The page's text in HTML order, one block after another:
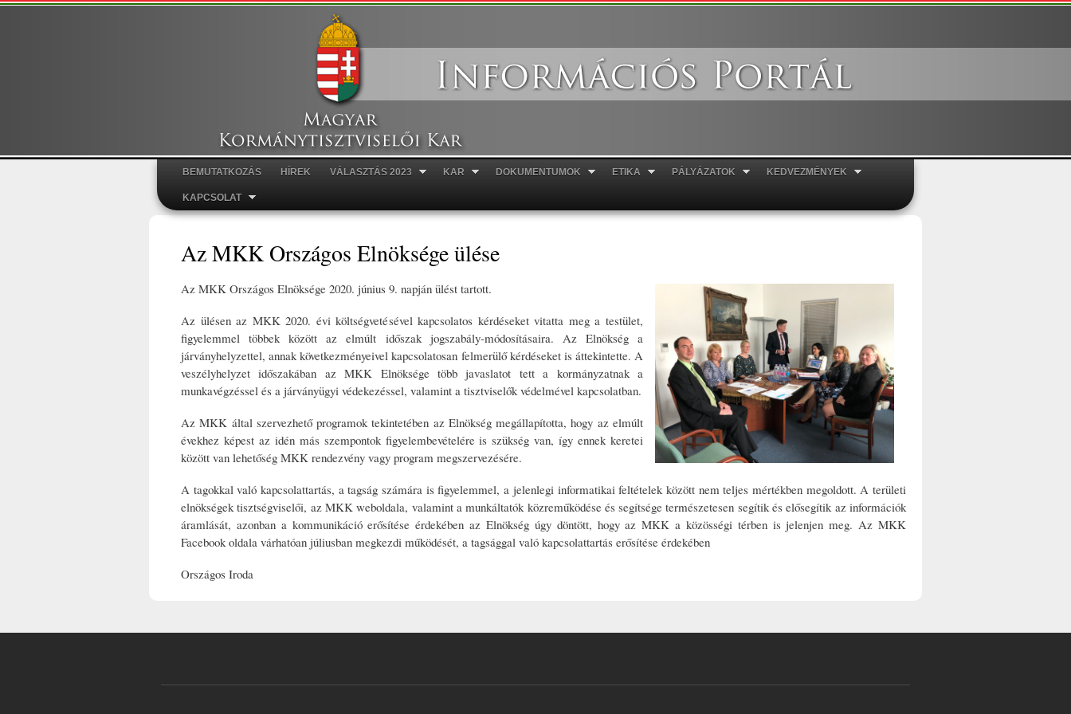
Ugrás a
Főmenü
BEMUTATKOZÁS HÍREK VÁLASZTÁS 2023 KAR DOKUMENTUMOK ETIKA PÁLYÁZATOK KEDVEZMÉNYEK
KAPCSOLAT
Az MKK Országos Elnöksége ülése
Az MKK Országos Elnöksége 2020. június 9. napján ülést tartott.
Az ülésen az MKK 2020. évi költségvetésével kapcsolatos kérdéseket vitatta meg a testület,
figyelemmel többek között az elmúlt időszak jogszabály-módosításaira. Az Elnökség a
járványhelyzettel, annak következményeivel kapcsolatosan felmerülő kérdéseket is áttekintette. A
veszélyhelyzet időszakában az MKK Elnöksége több javaslatot tett a kormányzatnak a
munkavégzéssel és a járványügyi védekezéssel, valamint a tisztviselők védelmével kapcsolatban.
Az MKK által szervezhető programok tekintetében az Elnökség megállapította, hogy az elmúlt
évekhez képest az idén más szempontok figyelembevételére is szükség van, így ennek keretei
között van lehetőség MKK rendezvény vagy program megszervezésére.
A tagokkal való kapcsolattartás, a tagság számára is figyelemmel, a jelenlegi informatikai feltételek között nem teljes mértékben megoldott. A területi
elnökségek tisztségviselői, az MKK weboldala, valamint a munkáltatók közreműködése és segítsége természetesen segítik és elősegítik az információk
áramlását, azonban a kommunikáció erősítése érdekében az Elnökség úgy döntött, hogy az MKK a közösségi térben is jelenjen meg. Az MKK
Facebook oldala várhatóan júliusban megkezdi működését, a tagsággal való kapcsolattartás erősítése érdekében
Országos Iroda